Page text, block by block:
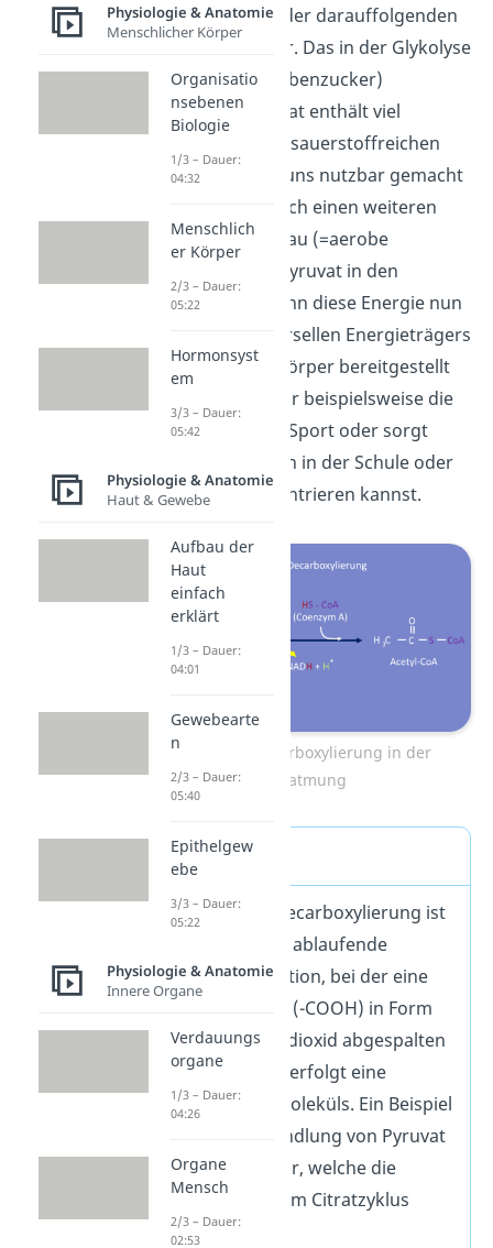
Citratzyklusund der darauffolgenden
Atmungskette
dar. Das in der Glykolyse
aus Glucose (Traubenzucker)
produzierte Pyruvat enthält viel
Energie, die unter sauerstoffreichen
Bedingungen für uns nutzbar gemacht
werden kann. Durch einen weiteren
schrittweisen Abbau (=aerobe
Zellatmung) von Pyruvat in den
Mitochondrien kann diese Energie nun
in Form des universellen Energieträgers
ATP für unseren Körper bereitgestellt
werden. Sie gibt dir beispielsweise die
nötige Kraft beim Sport oder sorgt
dafür, dass du dich in der Schule oder
der Uni gut konzentrieren kannst.
Oxidative Decarboxylierung in der
Zellatmung
Definition
Eine oxidative Decarboxylierung ist
eine irreversibel ablaufende
chemische Reaktion, bei der eine
Carboxylgruppe (-COOH) in Form
von Kohlenstoffdioxid abgespalten
wird. Daraufhin erfolgt eine
Oxidation des Moleküls. Ein Beispiel
stellt die Umwandlung von Pyruvat
zu Acetyl-CoA dar, welche die
Glykolyse mit dem Citratzyklus
verbindet.
Physiologie & Anatomie
Menschlicher Körper
Organisatio
nsebenen
Biologie
1/3 – Dauer:
04:32
Menschlich
er Körper
2/3 – Dauer:
05:22
Hormonsyst
em
3/3 – Dauer:
05:42
Physiologie & Anatomie
Haut & Gewebe
Aufbau der
Haut
einfach
erklärt
1/3 – Dauer:
04:01
Gewebearte
n
2/3 – Dauer:
05:40
Epithelgew
ebe
3/3 – Dauer:
05:22
Physiologie & Anatomie
Innere Organe
Verdauungs
organe
1/3 – Dauer:
04:26
Organe
Mensch
2/3 – Dauer:
02:53